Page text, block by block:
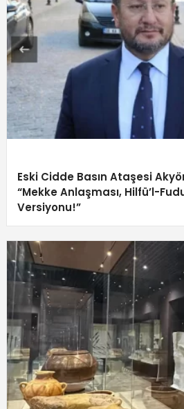
Eski Cidde Basın Ataşesi
“Mekke Anlaşması, Hilfü’l-
Versiyonu!”